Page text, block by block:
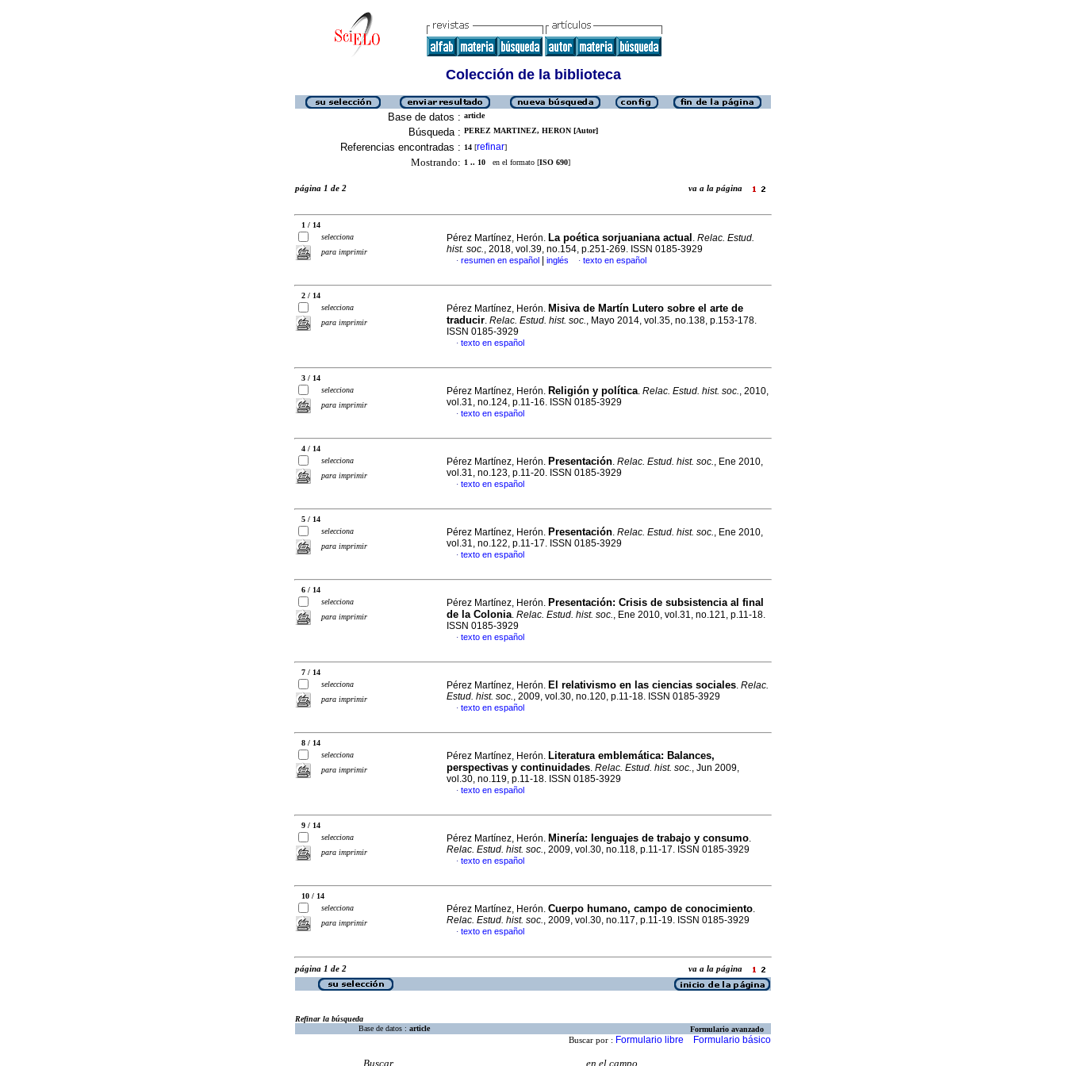
Colección de la biblioteca
Base de datos : article
Búsqueda : PEREZ MARTINEZ, HERON [Autor]
Referencias encontradas : 14 [refinar]
Mostrando: 1 .. 10 en el formato [ISO 690]
página 1 de 2 va a la página
1 / 14
selecciona
para imprimir
Pérez Martínez, Herón. La poética sorjuaniana actual . Relac. Estud.
hist. soc., 2018, vol.39, no.154, p.251-269. ISSN 0185-3929
· resumen en español inglés · texto en español
2 / 14
selecciona
para imprimir
Pérez Martínez, Herón. Misiva de Martín Lutero sobre el arte de
traducir. Relac. Estud. hist. soc., Mayo 2014, vol.35, no.138, p.153-178.
ISSN 0185-3929
· texto en español
3 / 14
selecciona
para imprimir
Pérez Martínez, Herón. Religión y política. Relac. Estud. hist. soc., 2010,
vol.31, no.124, p.11-16. ISSN 0185-3929
· texto en español
4 / 14
selecciona
para imprimir
Pérez Martínez, Herón. Presentación. Relac. Estud. hist. soc., Ene 2010,
vol.31, no.123, p.11-20. ISSN 0185-3929
· texto en español
5 / 14
selecciona
para imprimir
Pérez Martínez, Herón. Presentación. Relac. Estud. hist. soc., Ene 2010,
vol.31, no.122, p.11-17. ISSN 0185-3929
· texto en español
6 / 14
selecciona
para imprimir
Pérez Martínez, Herón. Presentación: Crisis de subsistencia al final
de la Colonia. Relac. Estud. hist. soc., Ene 2010, vol.31, no.121, p.11-18.
ISSN 0185-3929
· texto en español
7 / 14
selecciona
para imprimir
Pérez Martínez, Herón. El relativismo en las ciencias sociales. Relac.
Estud. hist. soc., 2009, vol.30, no.120, p.11-18. ISSN 0185-3929
· texto en español
8 / 14
selecciona
para imprimir
Pérez Martínez, Herón. Literatura emblemática: Balances,
perspectivas y continuidades. Relac. Estud. hist. soc., Jun 2009,
vol.30, no.119, p.11-18. ISSN 0185-3929
· texto en español
9 / 14
selecciona
para imprimir
Pérez Martínez, Herón. Minería: lenguajes de trabajo y consumo.
Relac. Estud. hist. soc., 2009, vol.30, no.118, p.11-17. ISSN 0185-3929
· texto en español
10 / 14
selecciona
para imprimir
Pérez Martínez, Herón. Cuerpo humano, campo de conocimiento.
Relac. Estud. hist. soc., 2009, vol.30, no.117, p.11-19. ISSN 0185-3929
· texto en español
página 1 de 2 va a la página
Refinar la búsqueda
Base de datos : article Formulario avanzado
Buscar por : Formulario libre Formulario básico
Buscar en el campo